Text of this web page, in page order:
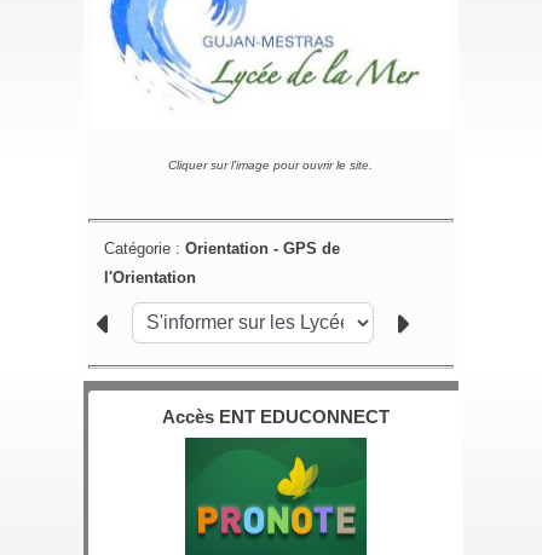
Accès ENT EDUCONNECT
Cliquer sur l'image pour ouvrir le site.
Catégorie :Orientation - GPS de
l'Orientation